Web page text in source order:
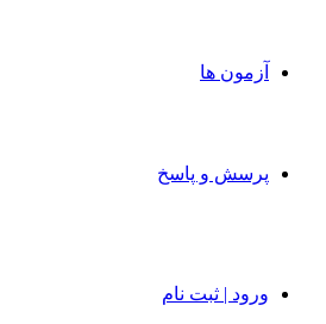
آزمون ها
پرسش و پاسخ
ورود | ثبت نام